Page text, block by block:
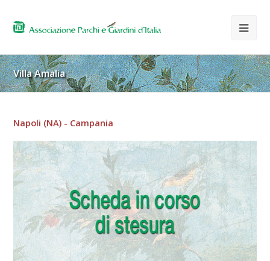
Villa Amalia
Napoli (NA) - Campania